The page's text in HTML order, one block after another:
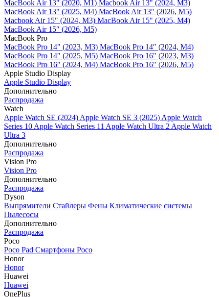
MacBook Air 13" (2020, M1) Macbook Air 13" (2024, M3)
MacBook Air 13" (2025, M4) MacBook Air 13″ (2026, M5)
Macbook Air 15" (2024, M3) MacBook Air 15" (2025, M4)
MacBook Air 15″ (2026, M5)
MacBook Pro
MacBook Pro 14" (2023, M3) MacBook Pro 14″ (2024, M4)
MacBook Pro 14″ (2025, M5) MacBook Pro 16" (2023, M3)
MacBook Pro 16″ (2024, M4) MacBook Pro 16" (2026, M5)
Apple Studio Display
Apple Studio Display
Дополнительно
Распродажа
Watch
Apple Watch SE (2024) Apple Watch SE 3 (2025) Apple Watch
Series 10 Apple Watch Series 11 Apple Watch Ultra 2 Apple Watch
Ultra 3
Дополнительно
Распродажа
Vision Pro
Vision Pro
Дополнительно
Распродажа
Dyson
Выпрямители Стайлеры Фены Климатические системы
Пылесосы
Дополнительно
Распродажа
Poco
Poco Pad Смартфоны Poco
Honor
Honor
Huawei
Huawei
OnePlus